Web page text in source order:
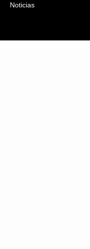
Noticias